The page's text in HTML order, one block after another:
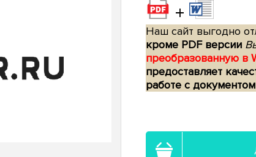
+
Наш сайт выгодно
кроме PDF версии
преобразованную в
предоставляет
работе с документом